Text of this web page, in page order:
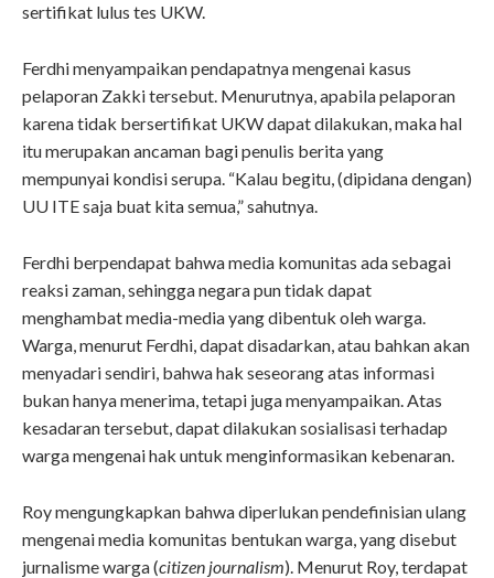
sertifikat lulus tes UKW.
Ferdhi menyampaikan pendapatnya mengenai kasus
pelaporan Zakki tersebut. Menurutnya, apabila pelaporan
karena tidak bersertifikat UKW dapat dilakukan, maka hal
itu merupakan ancaman bagi penulis berita yang
mempunyai kondisi serupa. “Kalau begitu, (dipidana dengan)
UU ITE saja buat kita semua,” sahutnya.
Ferdhi berpendapat bahwa media komunitas ada sebagai
reaksi zaman, sehingga negara pun tidak dapat
menghambat media-media yang dibentuk oleh warga.
Warga, menurut Ferdhi, dapat disadarkan, atau bahkan akan
menyadari sendiri, bahwa hak seseorang atas informasi
bukan hanya menerima, tetapi juga menyampaikan. Atas
kesadaran tersebut, dapat dilakukan sosialisasi terhadap
warga mengenai hak untuk menginformasikan kebenaran.
Roy mengungkapkan bahwa diperlukan pendefinisian ulang
mengenai media komunitas bentukan warga, yang disebut
jurnalisme warga (citizen journalism). Menurut Roy, terdapat